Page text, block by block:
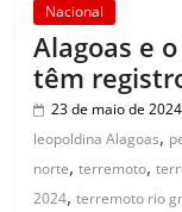
Nacional
Alagoas e
têm
23 de maio de 2024
leopoldina Alagoas,
norte,terremoto,
2024,terremoto rio